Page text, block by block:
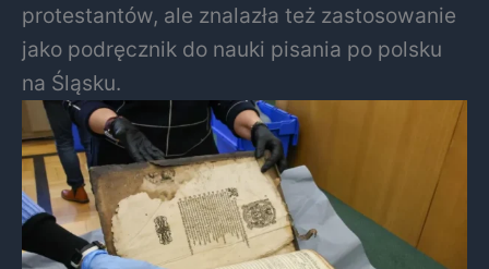
protestantów, ale znalazła też zastosowanie
jako podręcznik do nauki pisania po polsku
na Śląsku.